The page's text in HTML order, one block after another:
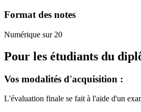
Format des notes
Numérique sur 20
Pour les étudiants du
Vos modalités d'acquisition :
L'évaluation finale se fait à l'aide d'un